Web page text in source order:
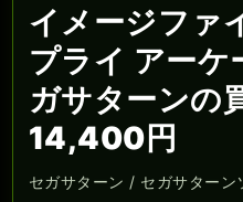
イメージファ
プライ アーケ
ガサターンの
14,400円
セガサターン / セガサターン